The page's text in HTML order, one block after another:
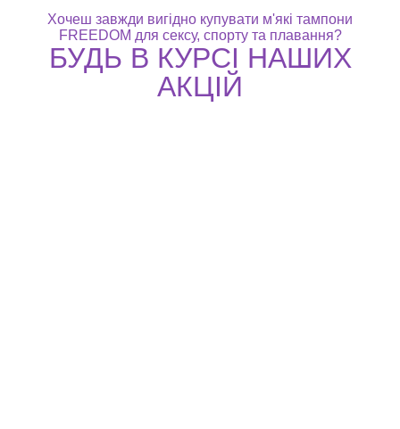
Хочеш завжди вигідно купувати м'які тампони
FREEDOM для сексу, спорту та плавання?
БУДЬ В КУРСІ НАШИХ
АКЦІЙ